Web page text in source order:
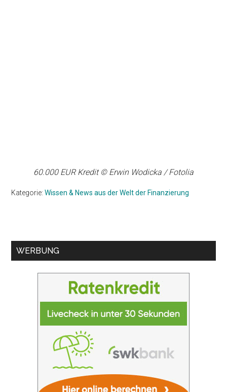
60.000 EUR Kredit © Erwin Wodicka / Fotolia
Kategorie:Wissen & News aus der Welt der Finanzierung
Seitenspalte
WERBUNG